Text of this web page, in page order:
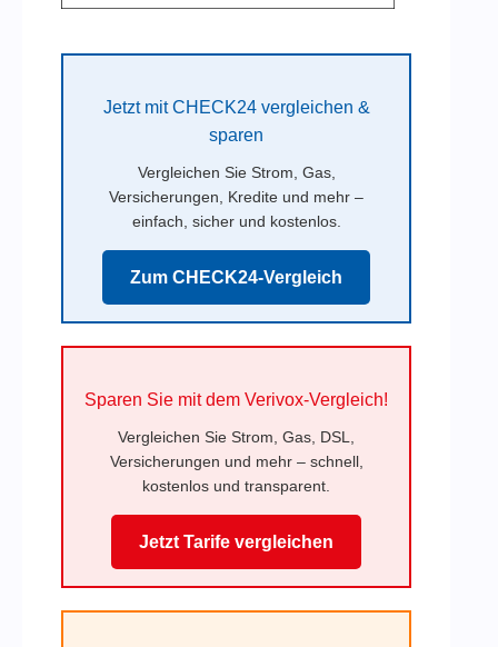
Jetzt mit CHECK24 vergleichen &
sparen
Vergleichen Sie Strom, Gas,
Versicherungen, Kredite und mehr –
einfach, sicher und kostenlos.
Zum CHECK24-Vergleich
Sparen Sie mit dem Verivox-Vergleich!
Vergleichen Sie Strom, Gas, DSL,
Versicherungen und mehr – schnell,
kostenlos und transparent.
Jetzt Tarife vergleichen